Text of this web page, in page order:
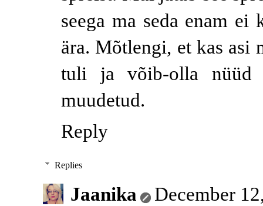
seega ma seda enam
ära. Mõtlengi, et kas asi
tuli ja võib-olla nüüd
muudetud.
Reply
Replies
Jaanika
December